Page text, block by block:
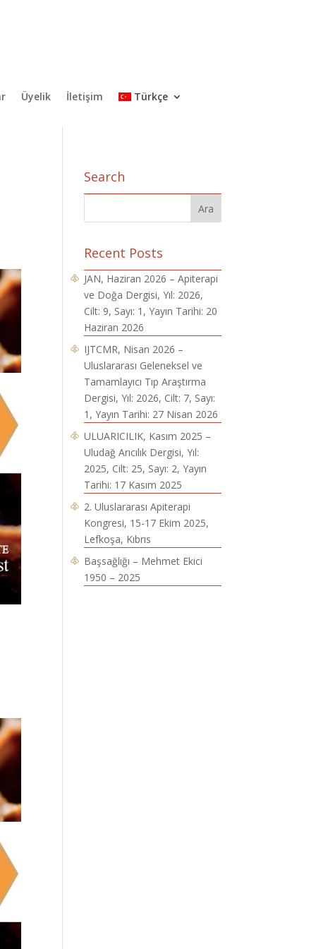
Üyelik İletişim Türkçe
Search
Recent Posts
JAN, Haziran 2026 – Apiterapi
ve Doğa Dergisi, Yıl: 2026,
Cilt: 9, Sayı: 1, Yayın Tarihi: 20
Haziran 2026
IJTCMR, Nisan 2026 –
Uluslararası Geleneksel ve
Tamamlayıcı Tıp Araştırma
Dergisi, Yıl: 2026, Cilt: 7, Sayı:
1, Yayın Tarihi: 27 Nisan 2026
ULUARICILIK, Kasım 2025 –
Uludağ Arıcılık Dergisi, Yıl:
2025, Cilt: 25, Sayı: 2, Yayın
Tarihi: 17 Kasım 2025
2. Uluslararası Apiterapi
Kongresi, 15-17 Ekim 2025,
Lefkoşa, Kıbrıs
Başsağlığı – Mehmet Ekici
1950 – 2025